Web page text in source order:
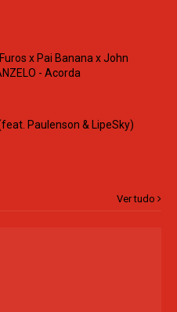
x Pai Banana x John
- Acorda
Paulenson & LipeSky)
Ver tudo